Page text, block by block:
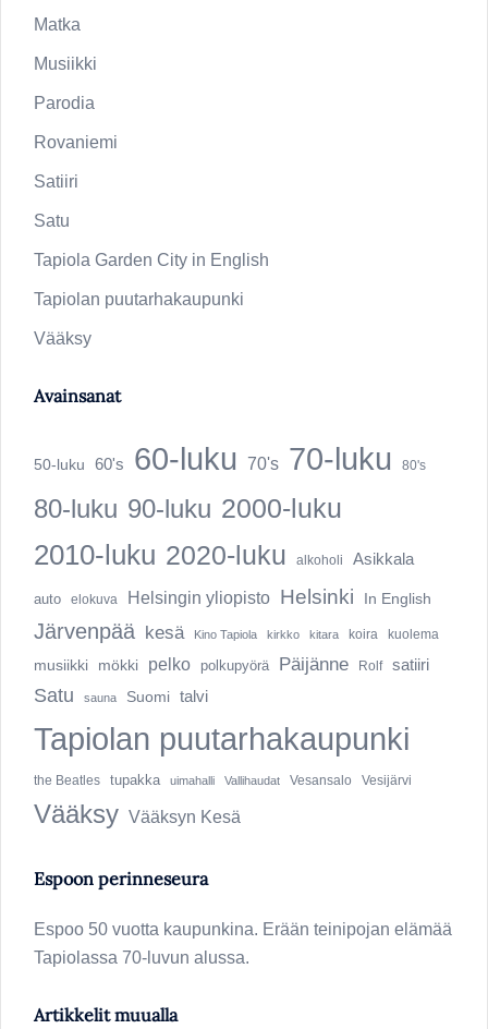
Matka
Musiikki
Parodia
Rovaniemi
Satiiri
Satu
Tapiola Garden City in English
Tapiolan puutarhakaupunki
Vääksy
Avainsanat
50-luku 60's 60-luku 70's 70-luku 80's
80-luku 90-luku 2000-luku
2010-luku 2020-luku alkoholi Asikkala
auto elokuva Helsingin yliopisto Helsinki In English
Järvenpää kesä Kino Tapiola kirkko kitara koira kuolema
musiikki mökki pelko polkupyörä Päijänne Rolf satiiri
Satu sauna Suomi talvi
Tapiolan puutarhakaupunki
the Beatles tupakka uimahalli Vallihaudat Vesansalo Vesijärvi
Vääksy Vääksyn Kesä
Espoon perinneseura
Espoo 50 vuotta kaupunkina. Erään teinipojan elämää
Tapiolassa 70-luvun alussa.
Artikkelit muualla